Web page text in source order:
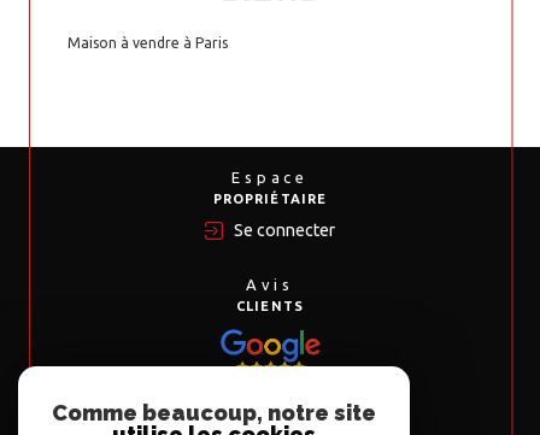
Maison à vendre à Paris
Espace
PROPRIÉTAIRE
Se connecter
Avis
CLIENTS
Nous
Comme beaucoup, notre site